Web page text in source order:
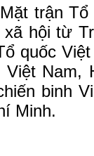
Mặt trận
xã hội từ
quốc
Việt Nam,
binh
Minh.